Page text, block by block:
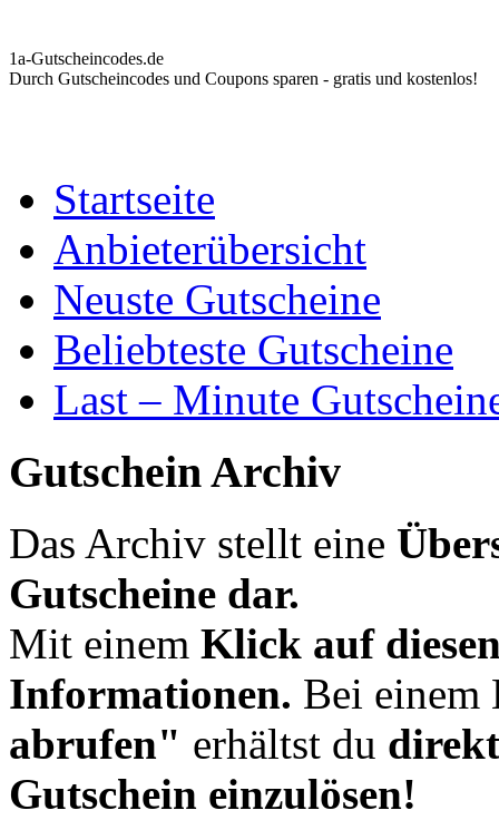
1a-Gutscheincodes.de
Durch Gutscheincodes und Coupons sparen - gratis und kostenlos!
Startseite
Anbieterübersicht
Neuste Gutscheine
Beliebteste Gutscheine
Last – Minute
Gutschein Archiv
Das Archiv stellt eine
Gutscheine dar.
Mit einem Klick auf
Informationen. Bei
abrufen" erhältst du
Gutschein einzulösen!